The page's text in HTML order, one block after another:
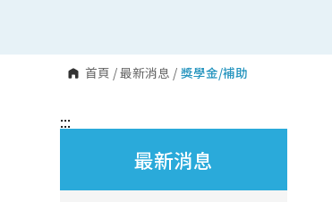
首頁 /最新消息 / 獎學金/補助
:::
最新消息